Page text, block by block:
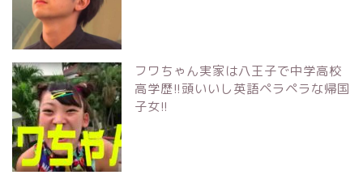
フワちゃん実家は八王子で中学高校
高学歴!!頭いいし英語ペラペラな帰国
子女!!